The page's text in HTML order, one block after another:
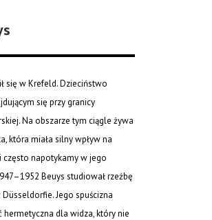
się w Krefeld. Dzieciństwo
się przy granicy
Na obszarze tym ciągle żywa
która miała silny wpływ na
często napotykamy w jego
Beuys studiował rzeźbę
Jego spuścizna
hermetyczna dla widza, który nie